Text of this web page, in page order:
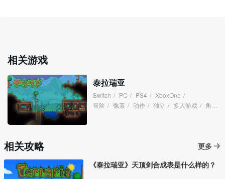
相关游戏
泰拉瑞亚
Switch / PC / PS4 / XboxOne /
冒险 / 像素 / 动作 / 独立 / 多人游戏 / 角色扮演
相关攻略
更多
《泰拉瑞亚》天顶剑合成表是什么样的？